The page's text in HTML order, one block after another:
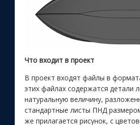
Что входит в проект
В проект входят файлы в
этих файлах содержатся детали
натуральную величину,
стандартные листы ПНД
же прилагается рисунок, с